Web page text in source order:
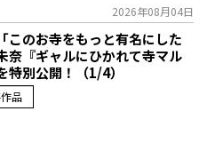
2026年08月04日
このお寺をもっと有名にした
奈『ギャルにひかれて寺マル
特別公開！（1/4）
品